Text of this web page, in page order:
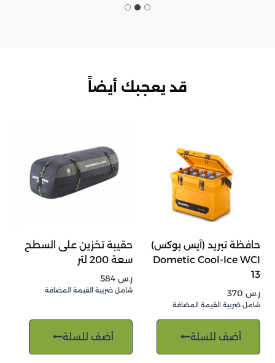
قد يعجبك أيضاً
حافظة تبريد (آيس بوكس)
Dometic Cool-Ice WCI
13
ر.س
شامل ضريبة القيمة المضافة
أضف للسلة
حقيبة تخزين على السطح
سعة 200 لتر
ر.س
شامل ضريبة القيمة المضافة
أضف للسلة